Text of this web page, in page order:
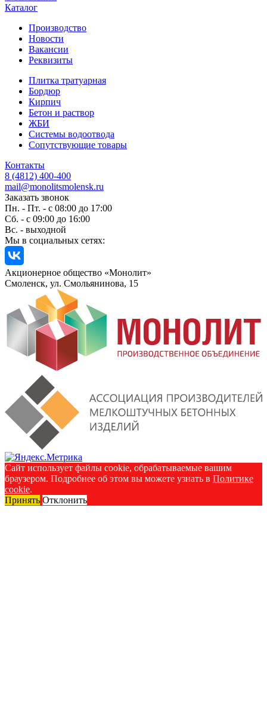
Каталог
Производство
Новости
Вакансии
Реквизиты
Плитка тратуарная
Бордюр
Кирпич
Бетон и раствор
ЖБИ
Системы водоотвода
Сопутствующие товары
Контакты
8 (4812) 400-400
mail@monolitsmolensk.ru
Заказать звонок
Пн. - Пт. - с 08:00 до 17:00
Сб. - с 09:00 до 16:00
Вс. - выходной
Мы в социальных сетях:
Акционерное общество «Монолит»
Смоленск, ул. Смольянинова, 15
Сайт использует файлы cookie, обрабатываемые вашим
браузером. Подробнее об этом вы можете узнать в Политике
cookie.
Принять Отклонить